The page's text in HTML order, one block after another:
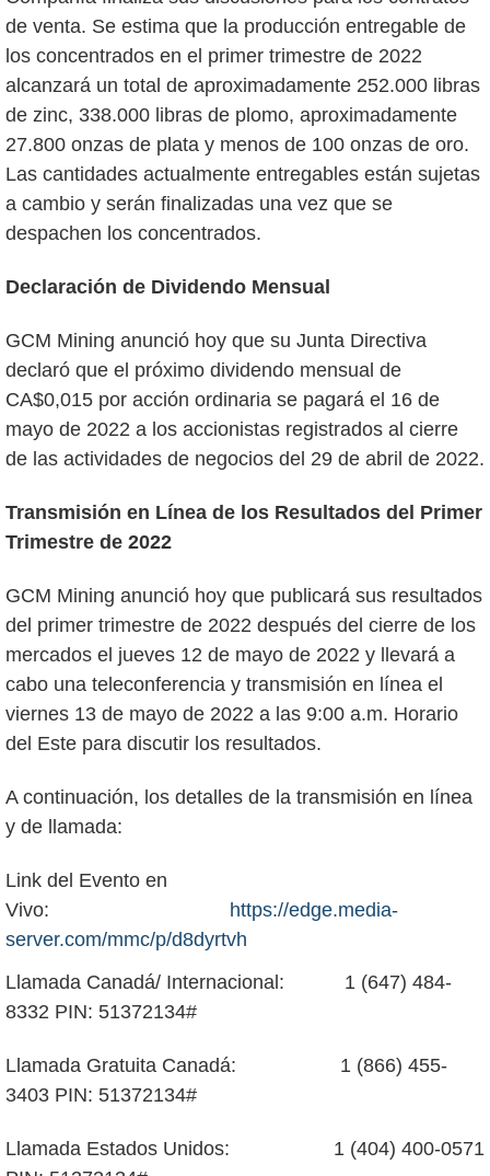
de venta. Se estima que la producción entregable de
los concentrados en el primer trimestre de 2022
alcanzará un total de aproximadamente 252.000 libras
de zinc, 338.000 libras de plomo, aproximadamente
27.800 onzas de plata y menos de 100 onzas de oro.
Las cantidades actualmente entregables están sujetas
a cambio y serán finalizadas una vez que se
despachen los concentrados.
Declaración de Dividendo Mensual
GCM Mining anunció hoy que su Junta Directiva
declaró que el próximo dividendo mensual de
CA$0,015 por acción ordinaria se pagará el 16 de
mayo de 2022 a los accionistas registrados al cierre
de las actividades de negocios del 29 de abril de 2022.
Transmisión en Línea de los Resultados del Primer
Trimestre de 2022
GCM Mining anunció hoy que publicará sus resultados
del primer trimestre de 2022 después del cierre de los
mercados el jueves 12 de mayo de 2022 y llevará a
cabo una teleconferencia y transmisión en línea el
viernes 13 de mayo de 2022 a las 9:00 a.m. Horario
del Este para discutir los resultados.
A continuación, los detalles de la transmisión en línea
y de llamada:
Link del Evento en
Vivo: https://edge.media-
server.com/mmc/p/d8dyrtvh
Llamada Canadá/ Internacional: 1 (647) 484-
8332 PIN: 51372134#
Llamada Gratuita Canadá: 1 (866) 455-
3403 PIN: 51372134#
Llamada Estados Unidos: 1 (404) 400-0571